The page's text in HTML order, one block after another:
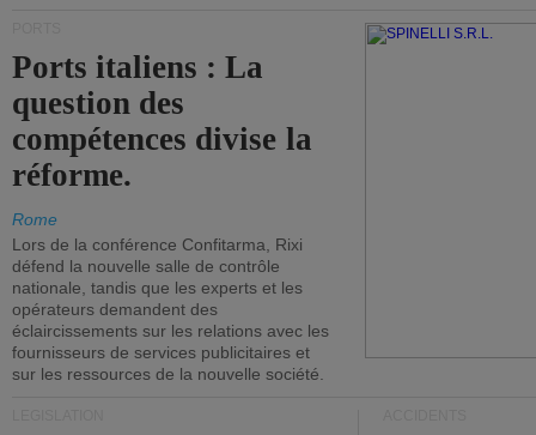
Ports italiens : La
question des
compétences divise la
réforme.
Rome
Lors de la conférence Confitarma, Rixi
défend la nouvelle salle de contrôle
nationale, tandis que les experts et les
opérateurs demandent des
éclaircissements sur les relations avec les
fournisseurs de services publicitaires et
sur les ressources de la nouvelle société.